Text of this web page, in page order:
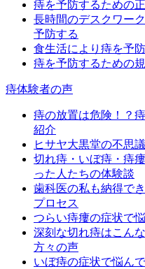
痔を予防するための
長時間のデスクワー
予防する
食生活により痔を予
痔を予防するための
痔体験者の声
痔の放置は危険！？
紹介
ヒサヤ大黒堂の不思
切れ痔・いぼ痔・痔
った人たちの体験談
歯科医の私も納得で
プロセス
つらい痔瘻の症状で
深刻な切れ痔はこん
方々の声
いぼ痔の症状で悩ん